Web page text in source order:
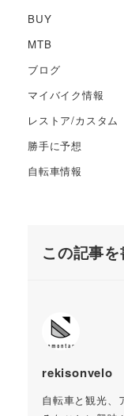
BUY
MTB
ブログ
マイバイク情報
レストア/カスタム
勝手に予想
自転車情報
この記事
rekisonvelo
自転車と観光、